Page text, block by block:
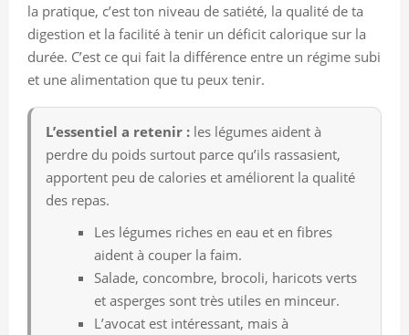
la pratique, c’est ton niveau de satiété, la qualité de ta
digestion et la facilité à tenir un déficit calorique sur la
durée. C’est ce qui fait la différence entre un régime subi
et une alimentation que tu peux tenir.
L’essentiel a retenir : les légumes aident à
perdre du poids surtout parce qu’ils rassasient,
apportent peu de calories et améliorent la qualité
des repas.
Les légumes riches en eau et en fibres
aident à couper la faim.
Salade, concombre, brocoli, haricots verts
et asperges sont très utiles en minceur.
L’avocat est intéressant, mais à